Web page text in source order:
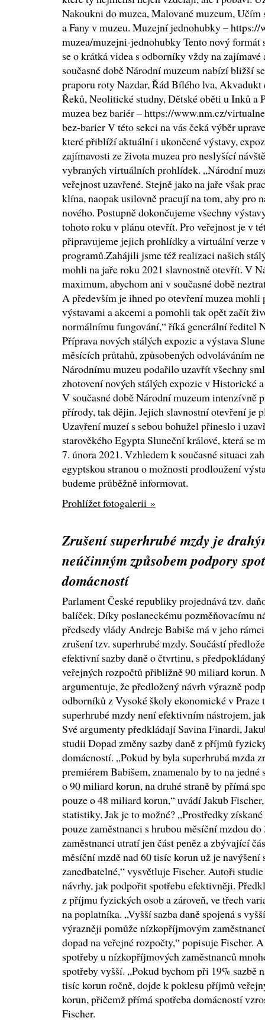
Nakoukni do muzea, Malované muzeum, Učím
a Fany v muzeu. Muzejní jednohubky –
muzea/muzejni-jednohubky Tento nový formát
se o krátká videa s odborníky vždy na
současné době Národní muzeum nabízí bližší
praporu roty Nazdar, Řád Bílého lva, Akvadukt
Řeků, Neolitické studny, Dětské oběti u Inků a
muzea bez bariér – https://www.nm.cz/
bez-barier V této sekci na vás čeká výběr
které přiblíží aktuální i ukončené výstavy,
zajímavosti ze života muzea pro neslyšící
vybraných virtuálních prohlídek. „Národní
veřejnost uzavřené. Stejně jako na jaře však
klína, naopak usilovně pracují na tom, aby pro
nového. Postupně dokončujeme všechny
tohoto roku v plánu otevřít. Pro veřejnost je v
připravujeme jejich prohlídky a virtuální verze
programů.Zahájili jsme též realizaci našich
mohli na jaře roku 2021 slavnostně otevřít. V
maximum, abychom ani v současné době
A především je ihned po otevření muzea
výstavami a akcemi a pomohli tak opět začít
normálnímu fungování,“ říká generální ředitel
Příprava nových stálých expozic a výstava
měsících průtahů, způsobených odvoláváním
Národnímu muzeu podařilo uzavřít všechny
zhotovení nových stálých expozic v Historické
V současné době Národní muzeum intenzívně
přírody, tak dějin. Jejich slavnostní otevření je
Uzavření muzeí s sebou bohužel přineslo i
starověkého Egypta Sluneční králové, která se
7. února 2021. Vzhledem k současné situaci
egyptskou stranou o možnosti prodloužení
budeme průběžně informovat.
Prohlížet fotogalerii »
Zrušení superhrubé mzdy je
neúčinným způsobem podpory
domácností
Parlament České republiky projednává tzv.
balíček. Díky poslaneckému pozměňovacímu
předsedy vlády Andreje Babiše má v jeho
zrušení tzv. superhrubé mzdy. Součástí
efektivní sazby daně o čtvrtinu, s
veřejných rozpočtů přibližně 90 miliard korun.
argumentuje, že předložený návrh výrazně
odborníků z Vysoké školy ekonomické v Praze
superhrubé mzdy není efektivním nástrojem,
Své argumenty předkládají Savina Finardi,
studii Dopad změny sazby daně z příjmů
domácností. „Pokud by byla superhrubá mzda
premiérem Babišem, znamenalo by to na
o 90 miliard korun, na druhé straně by přímá
pouze o 48 miliard korun,“ uvádí Jakub
statistiky. Jak je to možné? „Prostředky
pouze zaměstnanci s hrubou měsíční mzdou
zaměstnanci utratí jen část peněz a zbývající
měsíční mzdě nad 60 tisíc korun už je
zanedbatelné,“ vysvětluje Fischer. Autoři
návrhy, jak podpořit spotřebu efektivněji.
z příjmu fyzických osob a zároveň, ve třech
na poplatníka. „Vyšší sazba daně spojená s
výrazněji pomůže nízkopříjmovým
dopad na veřejné rozpočty,“ popisuje Fischer.
spotřeby u nízkopříjmových zaměstnanců
spotřeby vyšší. „Pokud bychom při 19% sazbě
tisíc korun ročně, dojde k poklesu příjmů
korun, přičemž přímá spotřeba domácností
Fischer.